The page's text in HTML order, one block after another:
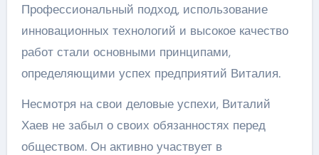
Профессиональный подход, использование
инновационных технологий и высокое качество
работ стали основными принципами,
определяющими успех предприятий Виталия.
Несмотря на свои деловые успехи, Виталий
Хаев не забыл о своих обязанностях перед
обществом. Он активно участвует в